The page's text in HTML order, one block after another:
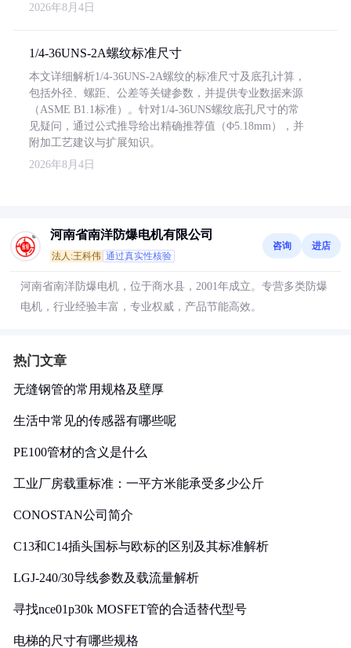
2026年8月4日
1/4-36UNS-2A螺纹标准尺寸
本文详细解析1/4-36UNS-2A螺纹的标准尺寸及底孔计算，
包括外径、螺距、公差等关键参数，并提供专业数据来源
（ASME B1.1标准）。针对1/4-36UNS螺纹底孔尺寸的常
见疑问，通过公式推导给出精确推荐值（Φ5.18mm），并
附加工艺建议与扩展知识。
2026年8月4日
河南省南洋防爆电机有限公司
法人:王科伟 通过真实性核验
咨询 进店
河南省南洋防爆电机，位于商水县，2001年成立。专营多类防爆
电机，行业经验丰富，专业权威，产品节能高效。
热门文章
无缝钢管的常用规格及壁厚
生活中常见的传感器有哪些呢
PE100管材的含义是什么
工业厂房载重标准：一平方米能承受多少公斤
CONOSTAN公司简介
C13和C14插头国标与欧标的区别及其标准解析
LGJ-240/30导线参数及载流量解析
寻找nce01p30k MOSFET管的合适替代型号
电梯的尺寸有哪些规格